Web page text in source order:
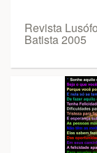
Revista
Batista 2005